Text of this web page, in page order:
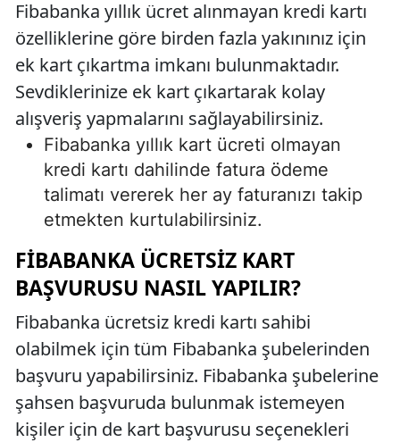
Fibabanka yıllık ücret alınmayan kredi kartı
özelliklerine göre birden fazla yakınınız için
ek kart çıkartma imkanı bulunmaktadır.
Sevdiklerinize ek kart çıkartarak kolay
alışveriş yapmalarını sağlayabilirsiniz.
Fibabanka yıllık kart ücreti olmayan
kredi kartı dahilinde fatura ödeme
talimatı vererek her ay faturanızı takip
etmekten kurtulabilirsiniz.
FIBABANKA ÜCRETSIZ KART
BAŞVURUSU NASIL YAPILIR?
Fibabanka ücretsiz kredi kartı sahibi
olabilmek için tüm Fibabanka şubelerinden
başvuru yapabilirsiniz. Fibabanka şubelerine
şahsen başvuruda bulunmak istemeyen
kişiler için de kart başvurusu seçenekleri